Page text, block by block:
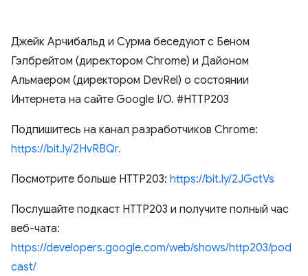
Джейк Арчибальд и Сурма беседуют с Беном
Гэлбрейтом (директором Chrome) и Дайоном
Альмаером (директором DevRel) о состоянии
Интернета на сайте Google I/O. #HTTP203
Подпишитесь на канал разработчиков Chrome:
https://bit.ly/2HvRBQr.
Посмотрите больше HTTP203: https://bit.ly/2JGctVs
Послушайте подкаст HTTP203 и получите полный час
веб-чата:
https://developers.google.com/web/shows/http203/pod
cast/